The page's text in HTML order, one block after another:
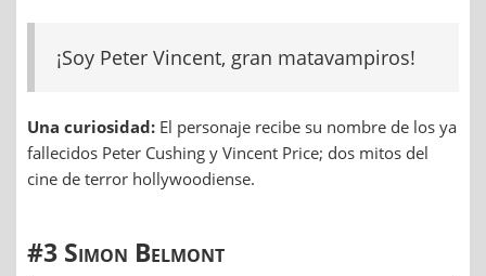
¡Soy Peter Vincent, gran matavampiros!
Una curiosidad: El personaje recibe su nombre de los ya
fallecidos Peter Cushing y Vincent Price; dos mitos del
cine de terror hollywoodiense.
#3 Simon Belmont